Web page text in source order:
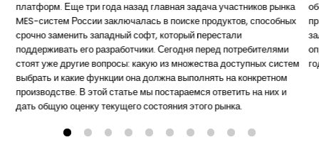
платформ. Еще три года назад главная задача участников рынка
MES-систем России заключалась в поиске продуктов, способных
срочно заменить западный софт, который перестали
поддерживать его разработчики. Сегодня перед потребителями
стоят уже другие вопросы: какую из множества доступных систем
выбрать и какие функции она должна выполнять на конкретном
производстве. В этой статье мы постараемся ответить на них и
дать общую оценку текущего состояния этого рынка.